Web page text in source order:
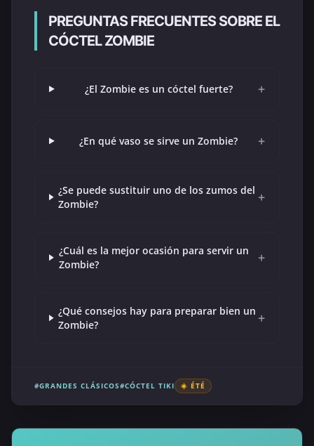
PREGUNTAS FRECUENTES SOBRE EL
CÓCTEL ZOMBIE
¿El Zombie es un cóctel fuerte? +
¿En qué vaso se sirve un Zombie? +
¿Se puede sustituir uno de los zumos del
Zombie?
+
¿Cuál es la mejor ocasión para servir un
Zombie?
+
¿Qué consejos hay para preparar bien un
Zombie?
+
#GRANDES CLÁSICOS#CÓCTEL TIKI ☀️ ÉTÉ